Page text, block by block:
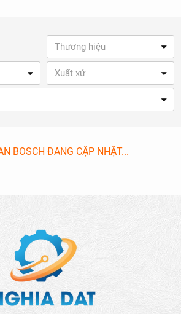
Thương hiệu
Xuất xứ
BOSCH ĐANG CẬP NHẬT...